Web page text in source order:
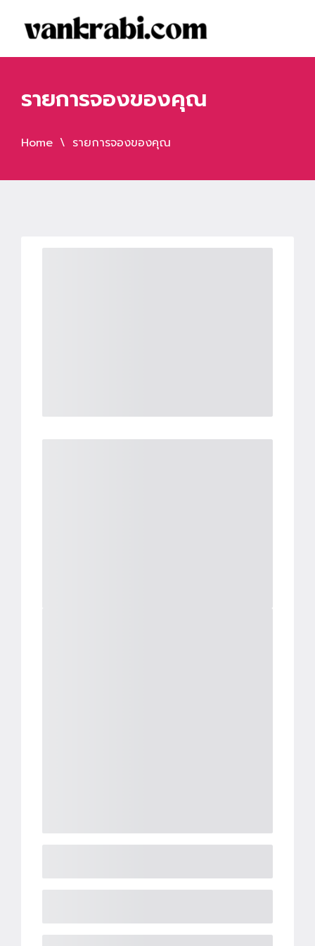
รายการจองของคุณ
Home รายการจองของคุณ